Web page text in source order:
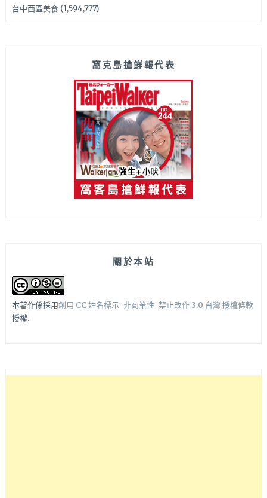
台中西區美食(1,594,777)
窩克島搶鮮報代表
關於本站
本著作係採用創用 CC 姓名標示-非商業性-禁止改作 3.0 台灣 授權條款
授權.